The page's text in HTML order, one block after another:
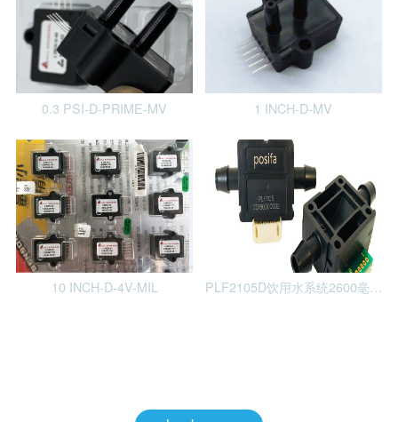
0.3 PSI-D-PRIME-MV 1 INCH-D-MV
10 INCH-D-4V-MIL PLF2105D饮用水系统2600毫升/分钟液体流量传感器Posifa